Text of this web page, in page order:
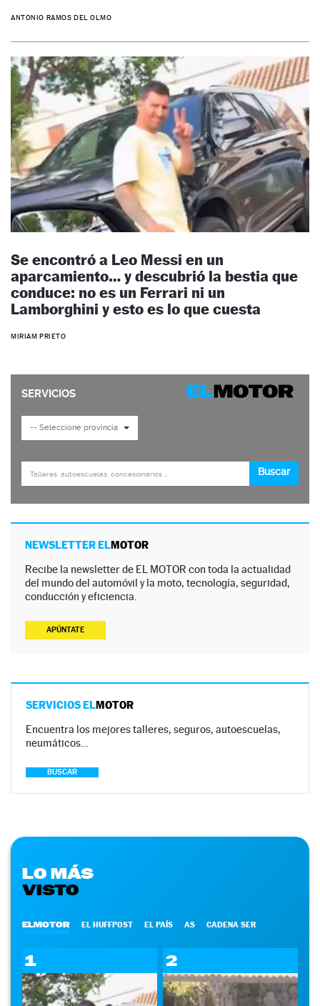
ANTONIO RAMOS DEL OLMO
Se encontró a Leo Messi en un
aparcamiento… y descubrió la bestia que
conduce: no es un Ferrari ni un
Lamborghini y esto es lo que cuesta
MIRIAM PRIETO
NEWSLETTER ELMOTOR
Recibe la newsletter de EL MOTOR con toda la actualidad
del mundo del automóvil y la moto, tecnología, seguridad,
conducción y eficiencia.
APÚNTATE
SERVICIOS ELMOTOR
Encuentra los mejores talleres, seguros, autoescuelas,
neumáticos…
BUSCAR
LO MÁS
VISTO
ELMOTOR EL HUFFPOST EL PAÍS AS CADENA SER
1 2